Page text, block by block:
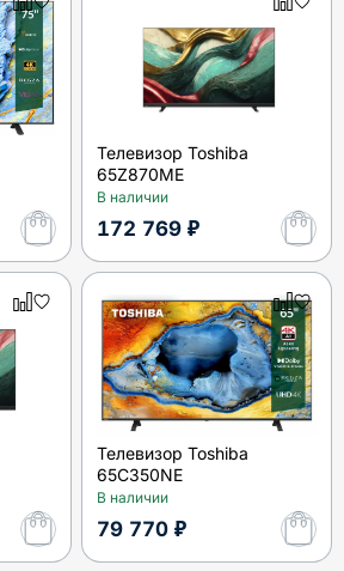
Телевизор Toshiba
65Z870ME
В наличии
172 769 ₽
Телевизор Toshiba
65C350NE
В наличии
79 770 ₽